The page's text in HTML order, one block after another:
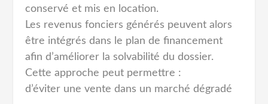
conservé et mis en location.
Les revenus fonciers générés peuvent alors
être intégrés dans le plan de financement
afin d’améliorer la solvabilité du dossier.
Cette approche peut permettre :
d’éviter une vente dans un marché dégradé